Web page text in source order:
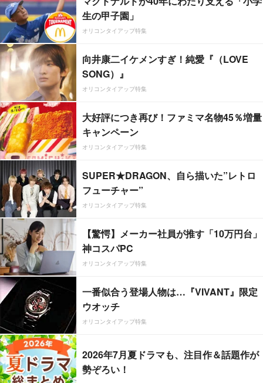
生の甲子園」
オリコンタイアップ特集
向井康二イケメンすぎ！純愛『（LOVE
SONG）』
オリコンタイアップ特集
大好評につき再び！ファミマ名物45％増量
キャンペーン
オリコンタイアップ特集
SUPER★DRAGON、自ら描いた”レトロ
フューチャー”
オリコンタイアップ特集
【驚愕】メーカー社員が推す「10万円台」
神コスパPC
オリコンタイアップ特集
一番似合う登場人物は…『VIVANT』限定
ウオッチ
オリコンタイアップ特集
2026年7月夏ドラマも、注目作＆話題作が
勢ぞろい！